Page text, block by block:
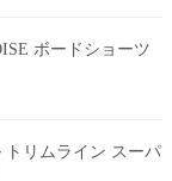
ボードショーツ
トリムライン スーパ